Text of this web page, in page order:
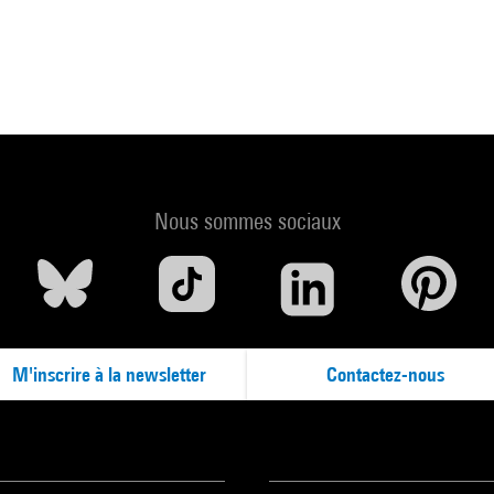
Nous sommes sociaux
M'inscrire à la newsletter Contactez-nous